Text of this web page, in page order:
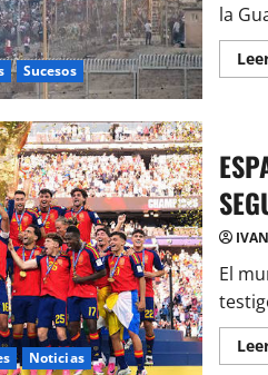
Sucesos
la
Noticias
El